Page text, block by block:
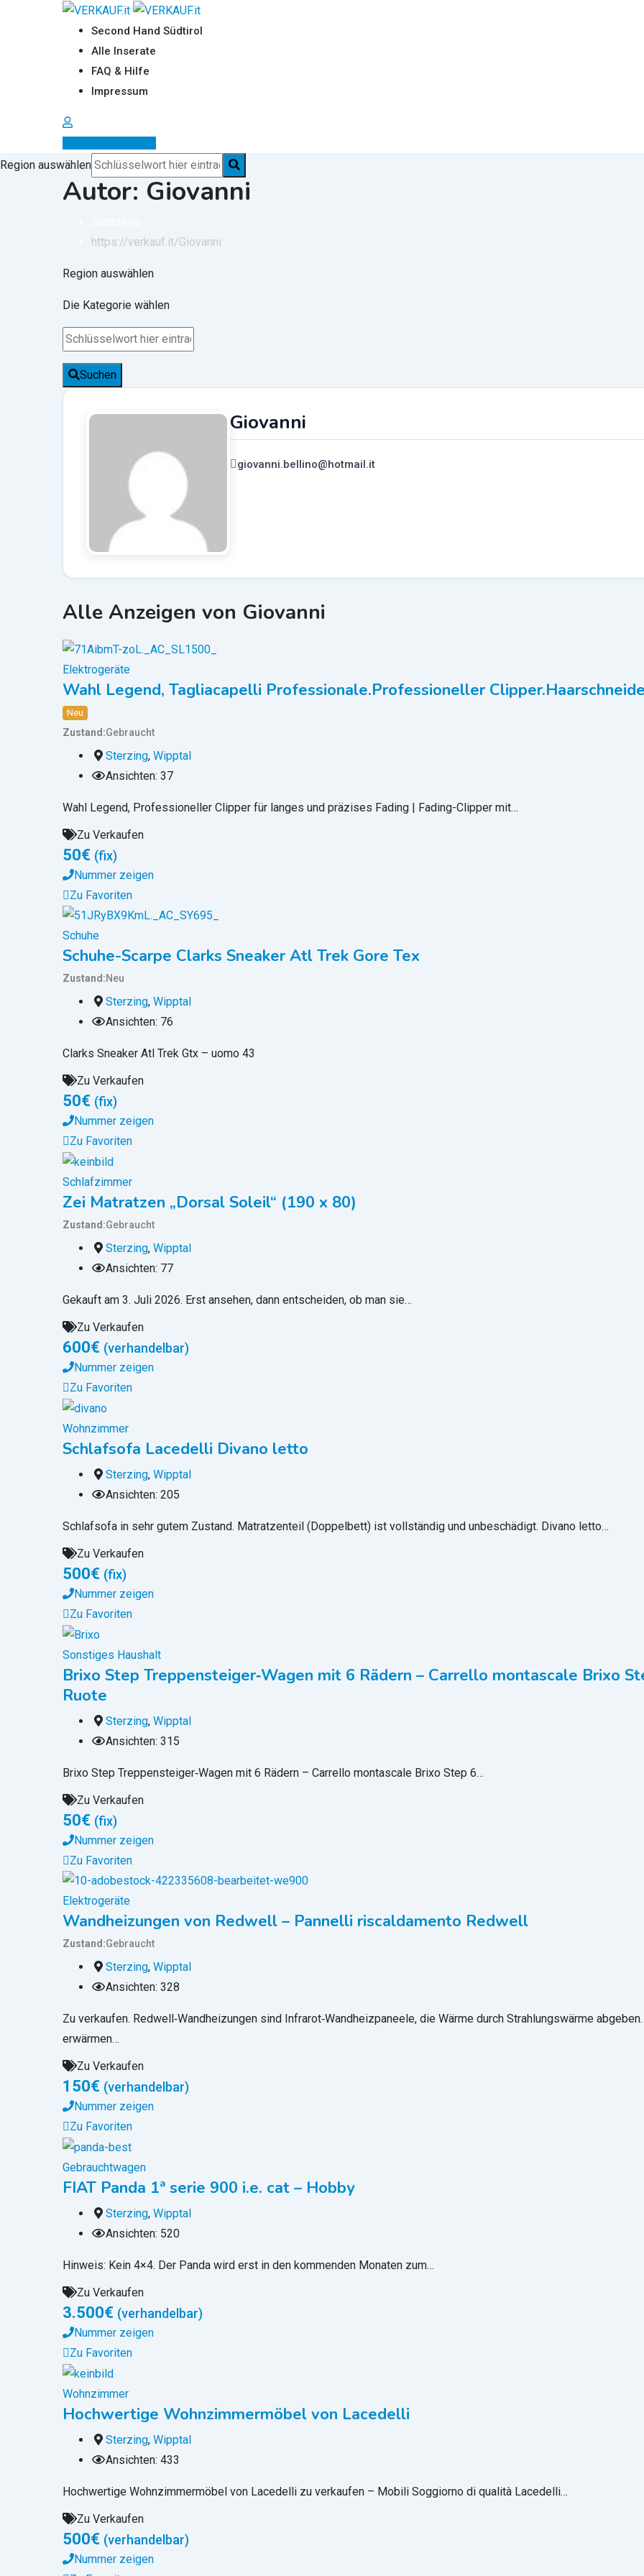
Second Hand Südtirol
Alle Inserate
FAQ & Hilfe
Impressum
Region auswählen
Autor: Giovanni
https://verkauf.it/Giovanni
Region auswählen
Die Kategorie wählen
Suchen
Giovanni
giovanni.bellino@hotmail.it
Alle Anzeigen von Giovanni
Elektrogeräte
Wahl Legend, Tagliacapelli Professionale.Professioneller
Neu
Zustand Gebraucht
Sterzing, Wipptal
Ansichten: 37
Wahl Legend, Professioneller Clipper für langes und präzises Fading | Fading-Clipper mit…
Zu Verkaufen
50€ (fix)
Nummer zeigen
Zu Favoriten
Schuhe
Schuhe-Scarpe Clarks Sneaker Atl Trek Gore Tex
Zustand Neu
Sterzing, Wipptal
Ansichten: 76
Clarks Sneaker Atl Trek Gtx – uomo 43
Zu Verkaufen
50€ (fix)
Nummer zeigen
Zu Favoriten
Schlafzimmer
Zei Matratzen „Dorsal Soleil“ (190 x 80)
Zustand Gebraucht
Sterzing, Wipptal
Ansichten: 77
Gekauft am 3. Juli 2026. Erst ansehen, dann entscheiden, ob man sie…
Zu Verkaufen
600€ (verhandelbar)
Nummer zeigen
Zu Favoriten
Wohnzimmer
Schlafsofa Lacedelli Divano letto
Sterzing, Wipptal
Ansichten: 205
Schlafsofa in sehr gutem Zustand. Matratzenteil (Doppelbett) ist vollständig und unbeschädigt. Divano letto…
Zu Verkaufen
500€ (fix)
Nummer zeigen
Zu Favoriten
Sonstiges Haushalt
Brixo Step Treppensteiger‑Wagen mit 6 Rädern – Carrello montascale Brixo
Ruote
Sterzing, Wipptal
Ansichten: 315
Brixo Step Treppensteiger‑Wagen mit 6 Rädern – Carrello montascale Brixo Step 6…
Zu Verkaufen
50€ (fix)
Nummer zeigen
Zu Favoriten
Elektrogeräte
Wandheizungen von Redwell – Pannelli riscaldamento Redwell
Zustand Gebraucht
Sterzing, Wipptal
Ansichten: 328
Zu verkaufen. Redwell‑Wandheizungen sind Infrarot‑Wandheizpaneele, die Wärme durch Strahlungswärme
erwärmen…
Zu Verkaufen
150€ (verhandelbar)
Nummer zeigen
Zu Favoriten
Gebrauchtwagen
FIAT Panda 1ª serie 900 i.e. cat – Hobby
Sterzing, Wipptal
Ansichten: 520
Hinweis: Kein 4×4. Der Panda wird erst in den kommenden Monaten zum…
Zu Verkaufen
3.500€ (verhandelbar)
Nummer zeigen
Zu Favoriten
Wohnzimmer
Hochwertige Wohnzimmermöbel von Lacedelli
Sterzing, Wipptal
Ansichten: 433
Hochwertige Wohnzimmermöbel von Lacedelli zu verkaufen – Mobili Soggiorno di qualità Lacedelli…
Zu Verkaufen
500€ (verhandelbar)
Nummer zeigen